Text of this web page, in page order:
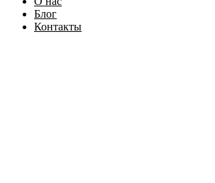
Блог
Контакты